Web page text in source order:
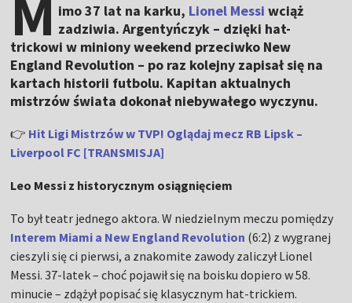
imo 37 lat na karku, Lionel Messi wciąż
zadziwia. Argentyńczyk – dzięki hat-
trickowi w miniony weekend przeciwko New
England Revolution – po raz kolejny zapisał się na
kartach historii futbolu. Kapitan aktualnych
mistrzów świata dokonał niebywałego wyczynu.
👉 Hit Ligi Mistrzów w TVP! Oglądaj mecz RB Lipsk –
Liverpool FC [TRANSMISJA]
Leo Messi z historycznym osiągnięciem
To był teatr jednego aktora. W niedzielnym meczu pomiędzy
Interem Miami a New England Revolution (6:2) z wygranej
cieszyli się ci pierwsi, a znakomite zawody zaliczył Lionel
Messi. 37-latek – choć pojawił się na boisku dopiero w 58.
minucie – zdążył popisać się klasycznym hat-trickiem.